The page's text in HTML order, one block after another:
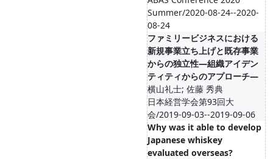
Summer/2020-08-24--2020-
08-24
ファミリービジネスにおける
新規事業立ち上げと既存事業
からの独立性―組織アイデン
ティティからのアプローチ―
横山礼士; 佐藤 秀典
日本経営学会第93回大
会/2019-09-03--2019-09-06
Why was it able to develop
Japanese whiskey
evaluated overseas?